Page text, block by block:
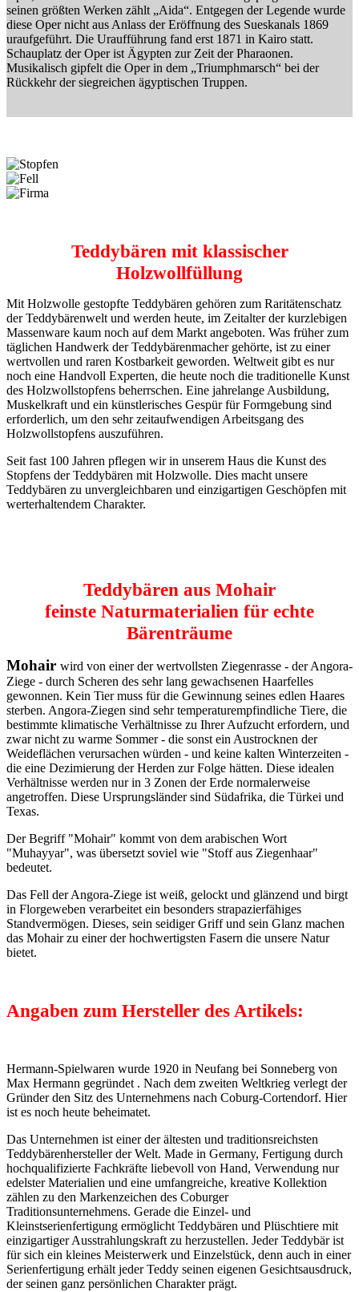
seinen größten Werken zählt „Aida“. Entgegen der Legende wurde
diese Oper nicht aus Anlass der Eröffnung des Sueskanals 1869
uraufgeführt. Die Uraufführung fand erst 1871 in Kairo statt.
Schauplatz der Oper ist Ägypten zur Zeit der Pharaonen.
Musikalisch gipfelt die Oper in dem „Triumphmarsch“ bei der
Rückkehr der siegreichen ägyptischen Truppen.
Teddybären mit klassischer
Holzwollfüllung
Mit Holzwolle gestopfte Teddybären gehören zum Raritätenschatz
der Teddybärenwelt und werden heute, im Zeitalter der kurzlebigen
Massenware kaum noch auf dem Markt angeboten. Was früher zum
täglichen Handwerk der Teddybärenmacher gehörte, ist zu einer
wertvollen und raren Kostbarkeit geworden. Weltweit gibt es nur
noch eine Handvoll Experten, die heute noch die traditionelle Kunst
des Holzwollstopfens beherrschen. Eine jahrelange Ausbildung,
Muskelkraft und ein künstlerisches Gespür für Formgebung sind
erforderlich, um den sehr zeitaufwendigen Arbeitsgang des
Holzwollstopfens auszuführen.
Seit fast 100 Jahren pflegen wir in unserem Haus die Kunst des
Stopfens der Teddybären mit Holzwolle. Dies macht unsere
Teddybären zu unvergleichbaren und einzigartigen Geschöpfen mit
werterhaltendem Charakter.
Teddybären aus Mohair
feinste Naturmaterialien für echte
Bärenträume
Mohair wird von einer der wertvollsten Ziegenrasse - der Angora-
Ziege - durch Scheren des sehr lang gewachsenen Haarfelles
gewonnen. Kein Tier muss für die Gewinnung seines edlen Haares
sterben. Angora-Ziegen sind sehr temperaturempfindliche Tiere, die
bestimmte klimatische Verhältnisse zu Ihrer Aufzucht erfordern, und
zwar nicht zu warme Sommer - die sonst ein Austrocknen der
Weideflächen verursachen würden - und keine kalten Winterzeiten -
die eine Dezimierung der Herden zur Folge hätten. Diese idealen
Verhältnisse werden nur in 3 Zonen der Erde normalerweise
angetroffen. Diese Ursprungsländer sind Südafrika, die Türkei und
Texas.
Der Begriff "Mohair" kommt von dem arabischen Wort
"Muhayyar", was übersetzt soviel wie "Stoff aus Ziegenhaar"
bedeutet.
Das Fell der Angora-Ziege ist weiß, gelockt und glänzend und birgt
in Florgeweben verarbeitet ein besonders strapazierfähiges
Standvermögen. Dieses, sein seidiger Griff und sein Glanz machen
das Mohair zu einer der hochwertigsten Fasern die unsere Natur
bietet.
Angaben zum Hersteller des Artikels:
Hermann-Spielwaren wurde 1920 in Neufang bei Sonneberg von
Max Hermann gegründet . Nach dem zweiten Weltkrieg verlegt der
Gründer den Sitz des Unternehmens nach Coburg-Cortendorf. Hier
ist es noch heute beheimatet.
Das Unternehmen ist einer der ältesten und traditionsreichsten
Teddybärenhersteller der Welt. Made in Germany, Fertigung durch
hochqualifizierte Fachkräfte liebevoll von Hand, Verwendung nur
edelster Materialien und eine umfangreiche, kreative Kollektion
zählen zu den Markenzeichen des Coburger
Traditionsunternehmens. Gerade die Einzel- und
Kleinstserienfertigung ermöglicht Teddybären und Plüschtiere mit
einzigartiger Ausstrahlungskraft zu herzustellen. Jeder Teddybär ist
für sich ein kleines Meisterwerk und Einzelstück, denn auch in einer
Serienfertigung erhält jeder Teddy seinen eigenen Gesichtsausdruck,
der seinen ganz persönlichen Charakter prägt.